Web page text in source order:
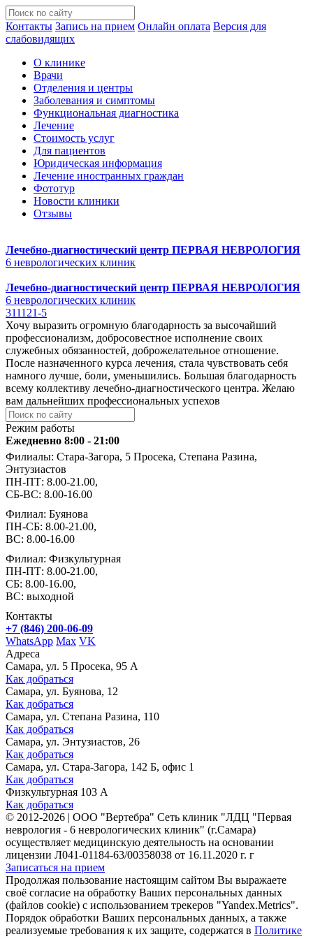
Контакты Запись на прием Онлайн оплата Версия для
слабовидящих
О клинике
Врачи
Отделения и центры
Заболевания и симптомы
Функциональная диагностика
Лечение
Стоимость услуг
Для пациентов
Юридическая информация
Лечение иностранных граждан
Фототур
Новости клиники
Отзывы
Лечебно-диагностический центр ПЕРВАЯ НЕВРОЛОГИЯ
6 неврологических клиник
Лечебно-диагностический центр ПЕРВАЯ НЕВРОЛОГИЯ
6 неврологических клиник
311121-5
Хочу выразить огромную благодарность за высочайший
профессионализм, добросовестное исполнение своих
служебных обязанностей, доброжелательное отношение.
После назначенного курса лечения, стала чувствовать себя
намного лучше, боли, уменьшились. Большая благодарность
всему коллективу лечебно-диагностического центра. Желаю
вам дальнейших профессиональных успехов
Режим работы
Ежедневно 8:00 - 21:00
Филиалы: Стара-Загора, 5 Просека, Степана Разина,
Энтузиастов
ПН-ПТ: 8.00-21.00,
СБ-ВС: 8.00-16.00
Филиал: Буянова
ПН-СБ: 8.00-21.00,
ВС: 8.00-16.00
Филиал: Физкультурная
ПН-ПТ: 8.00-21.00,
СБ: 8.00-16.00,
ВС: выходной
Контакты
+7 (846) 200-06-09
WhatsApp Max VK
Адреса
Самара, ул. 5 Просека, 95 А
Как добраться
Самара, ул. Буянова, 12
Как добраться
Самара, ул. Степана Разина, 110
Как добраться
Самара, ул. Энтузиастов, 26
Как добраться
Самара, ул. Стара-Загора, 142 Б, офис 1
Как добраться
Физкультурная 103 А
Как добраться
© 2012-2026 | ООО "Вертебра" Сеть клиник "ЛДЦ "Первая
неврология - 6 неврологических клиник" (г.Самара)
осуществляет медицинскую деятельность на основании
лицензии Л041-01184-63/00358038 от 16.11.2020 г. г
Записаться на прием
Продолжая пользование настоящим сайтом Вы выражаете
своё согласие на обработку Ваших персональных данных
(файлов cookie) с использованием трекеров "Yandex.Metrics".
Порядок обработки Ваших персональных данных, а также
реализуемые требования к их защите, содержатся в Политике